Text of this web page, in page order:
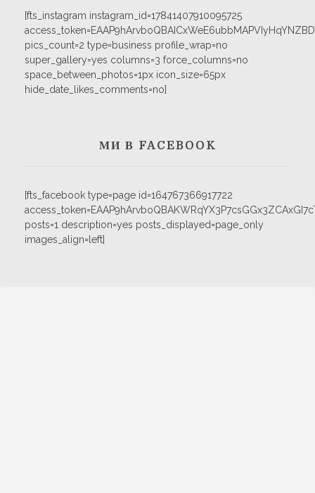
[fts_instagram instagram_id=17841407910095725
pics_count=2 type=business profile_wrap=no
super_gallery=yes columns=3 force_columns=no
space_between_photos=1px icon_size=65px
hide_date_likes_comments=no]
МИ В FACEBOOK
[fts_facebook type=page id=164767366917722
posts=1 description=yes posts_displayed=page_only
images_align=left]